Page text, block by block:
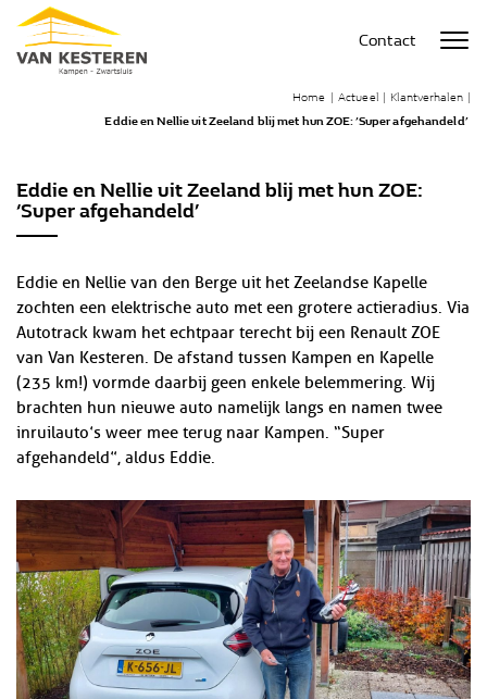
Contact
Home Actueel Klantverhalen
Eddie en Nellie uit Zeeland blij met hun ZOE: ‘Super afgehandeld’
Eddie en Nellie uit Zeeland blij met hun ZOE:
‘Super afgehandeld’
Eddie en Nellie van den Berge uit het Zeelandse Kapelle
zochten een elektrische auto met een grotere actieradius. Via
Autotrack kwam het echtpaar terecht bij een Renault ZOE
van Van Kesteren. De afstand tussen Kampen en Kapelle
(235 km!) vormde daarbij geen enkele belemmering. Wij
brachten hun nieuwe auto namelijk langs en namen twee
inruilauto’s weer mee terug naar Kampen. “Super
afgehandeld”, aldus Eddie.